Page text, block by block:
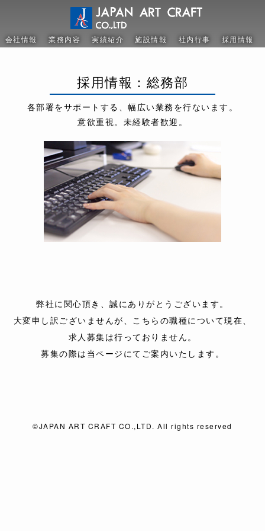
会社情報 業務内容 実績紹介 施設情報 社内行事 採用情報
採用情報： 総務部
各部署をサポートする、幅広い業務を行ないます。
意欲重視。未経験者歓迎。
弊社に関心頂き、誠にありがとうございます。
大変申し訳ございませんが、 こちらの職種について現在、
求人募集は行っておりません。
募集の際は当ページにて ご案内いたします。
©JAPAN ART CRAFT CO.,LTD. All rights reserved